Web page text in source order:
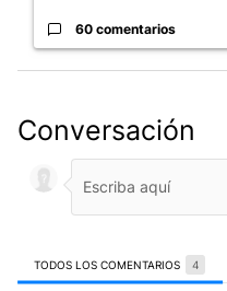
60 comentarios
Conversación
TODOS LOS COMENTARIOS 4